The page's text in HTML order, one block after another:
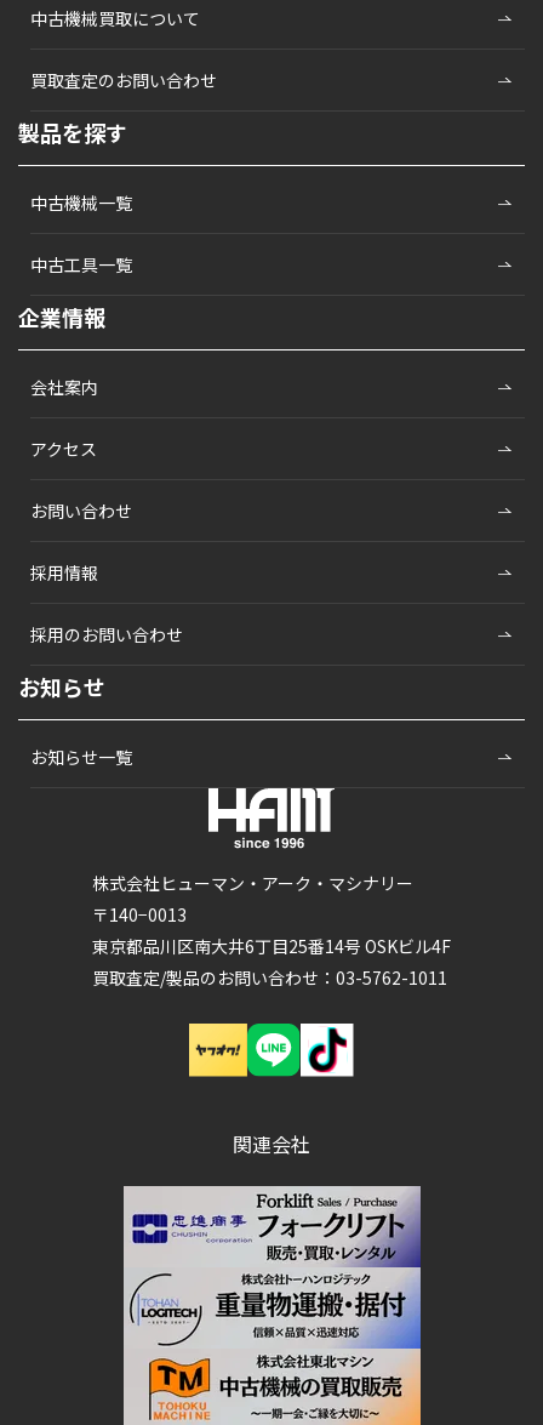
株式会社ヒューマン・アーク・マシナリー
〒140−0013
東京都品川区南大井6丁目25番14号 OSKビル4F
買取査定/製品のお問い合わせ：03-5762-1011
中古機械買取について
買取査定のお問い合わせ
製品を探す
中古機械一覧
中古工具一覧
企業情報
会社案内
アクセス
お問い合わせ
採用情報
採用のお問い合わせ
お知らせ
お知らせ一覧
関連会社